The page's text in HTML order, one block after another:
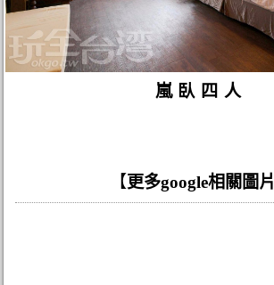
嵐臥四人
【 更多google相關圖片